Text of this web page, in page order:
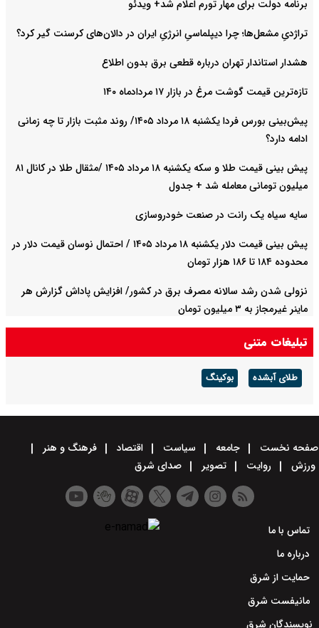
برنامه دولت برای مهار تورم اعلام شد+ ویدئو
تراژدیِ مشعل‌ها؛ چرا دیپلماسیِ انرژیِ ایران در دالان‌های کرسنت گیر کرد؟
هشدار استاندار تهران درباره قطعی برق بدون اطلاع
تازه‌ترین قیمت گوشت مرغ در بازار ۱۷ مردادماه ۱۴۰
پیش‌بینی بورس فردا یکشنبه ۱۸ مرداد ۱۴۰۵/ روند مثبت بازار تا چه زمانی
ادامه دارد؟
پیش‌ بینی قیمت طلا و سکه یکشنبه ۱۸ مرداد ۱۴۰۵ /مثقال طلا در کانال ۸۱
میلیون تومانی معامله شد + جدول
سایه سیاه یک رانت در صنعت خودروسازی
پیش ‌بینی قیمت دلار یکشنبه ۱۸ مرداد ۱۴۰۵ / احتمال نوسان قیمت دلار در
محدوده ۱۸۴ تا ۱۸۶ هزار تومان
نزولی شدن رشد سالانه مصرف برق در کشور/ افزایش پاداش گزارش هر
ماینر غیرمجاز به ۳ میلیون تومان
تبلیغات متنی
طلای آبشده بوکینگ
صفحه نخست جامعه سیاست اقتصاد
فرهنگ و هنر
ورزش
روایت تصویر صدای شرق
تماس با ما
درباره ما
حمایت از شرق
مانیفست شرق
نویسندگان شرق